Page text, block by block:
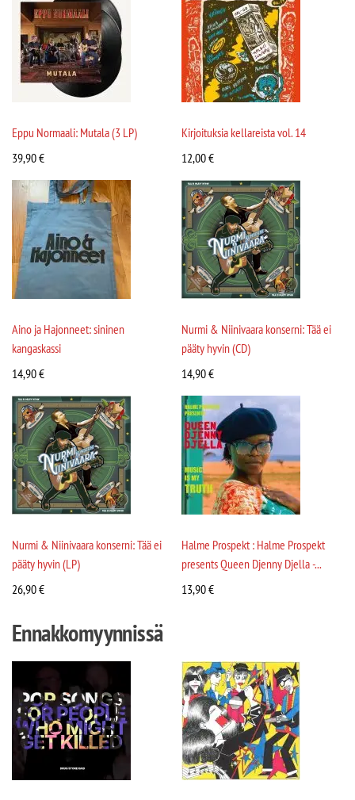
Eppu Normaali: Mutala (3 LP)
39,90€
Kirjoituksia kellareista vol. 14
12,00€
Aino ja Hajonneet: sininen
kangaskassi
14,90€
Nurmi & Niinivaara konserni: Tää ei
pääty hyvin (CD)
14,90€
Nurmi & Niinivaara konserni: Tää ei
pääty hyvin (LP)
26,90€
Halme Prospekt : Halme Prospekt
presents Queen Djenny Djella -...
13,90€
Ennakkomyynnissä